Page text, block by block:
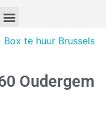
Box te huur Brussels
Oudergem